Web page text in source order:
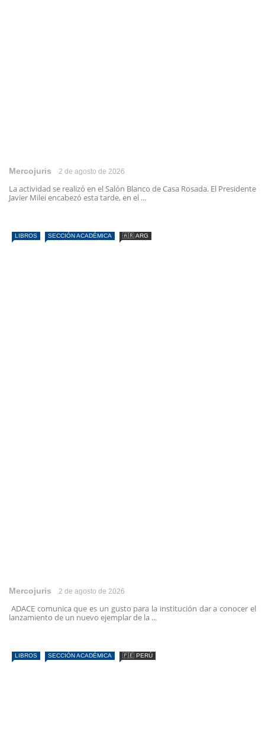
Mercojuris 2 de agosto de 2026
La actividad se realizó en el Salón Blanco de Casa Rosada. El Presidente
Javier Milei encabezó esta tarde, en el ...
LIBROS SECCIÓN ACADÉMICA 🇦🇷 ARG
Mercojuris 2 de agosto de 2026
ADACE comunica que es un gusto para la institución dar a conocer el
lanzamiento de un nuevo ejemplar de la ...
LIBROS SECCIÓN ACADÉMICA 🇵🇪 PERÚ